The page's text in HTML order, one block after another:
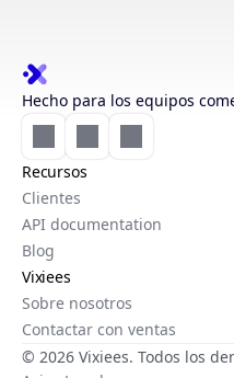
Hecho para los equipos
Recursos
Clientes
API documentation
Blog
Vixiees
Sobre nosotros
Contactar con ventas
© 2026 Vixiees. Todos los